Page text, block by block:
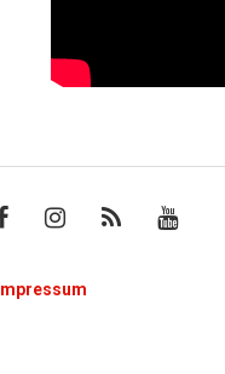
Impressum